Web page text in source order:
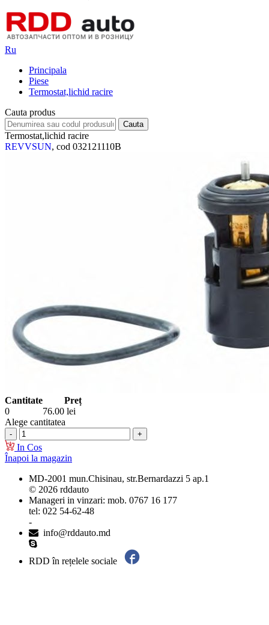
Ru
Principala
Piese
Termostat,lichid racire
Cauta produs
Termostat,lichid racire
REVVSUN, cod 032121110B
Cantitate
Preț
0
76.00 lei
Alege cantitatea
In Cos
Înapoi la magazin
MD-2001 mun.Chisinau, str.Bernardazzi 5 ap.1
© 2026 rddauto
Manageri in vinzari: mob. 0767 16 177
tel: 022 54-62-48
-
info@rddauto.md
RDD în rețelele sociale